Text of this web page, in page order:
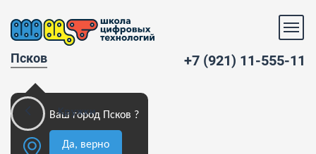
Псков
Ваш город Псков ?
Да, верно
+7 (921) 11-555-11
Кружки